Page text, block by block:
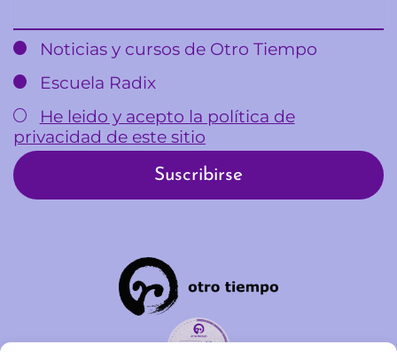
Noticias y cursos de Otro Tiempo
Escuela Radix
He leido y acepto la política de
privacidad de este sitio